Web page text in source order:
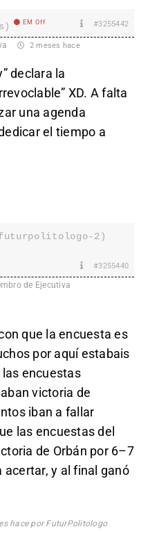
EM Off #3255442
2 meses hace
declara la
XD. A falta
una agenda
el tiempo a
2)
#3255440
de Ejecutiva
que la encuesta es
por aquí estabais
encuestas
victoria de
iban a fallar
las encuestas del
de Orbán por 6–7
acertar, y al final ganó
hace por FuturPolitologo